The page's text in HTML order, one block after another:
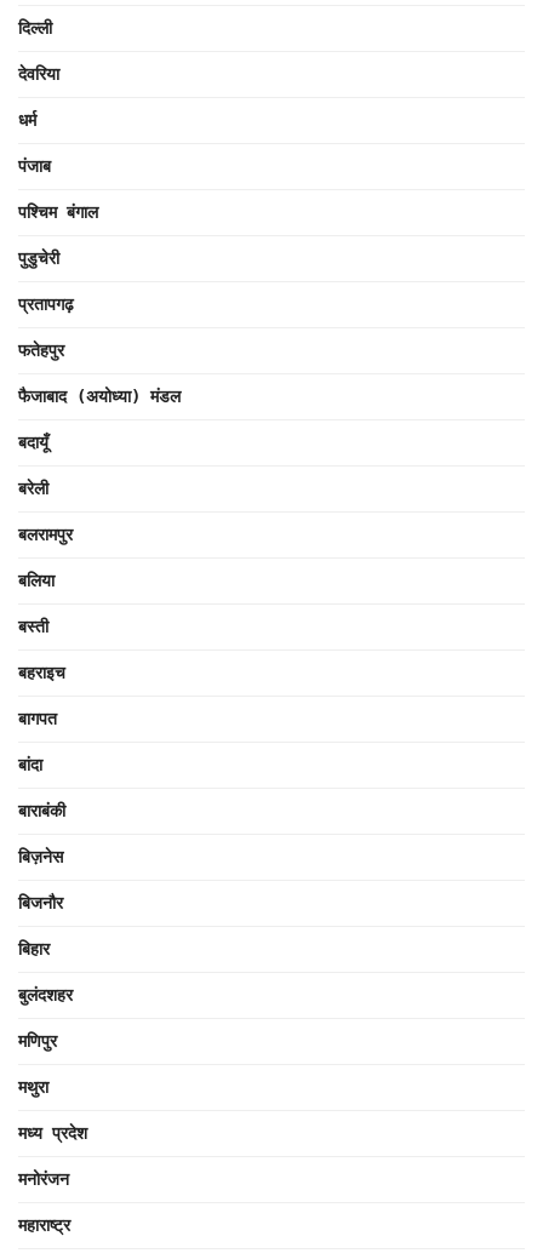
दिल्ली
देवरिया
धर्म
पंजाब
पश्चिम बंगाल
पुडुचेरी
प्रतापगढ़
फतेहपुर
फैजाबाद (अयोध्या) मंडल
बदायूँ
बरेली
बलरामपुर
बलिया
बस्ती
बहराइच
बागपत
बांदा
बाराबंकी
बिज़नेस
बिजनौर
बिहार
बुलंदशहर
मणिपुर
मथुरा
मध्य प्रदेश
मनोरंजन
महाराष्ट्र